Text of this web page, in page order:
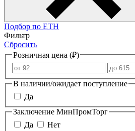
Подбор по ЕТН
Фильтр
Сбросить
Розничная цена (₽)
В наличии/ожидает поступление
Да
Заключение МинПромТорг
Да
Нет